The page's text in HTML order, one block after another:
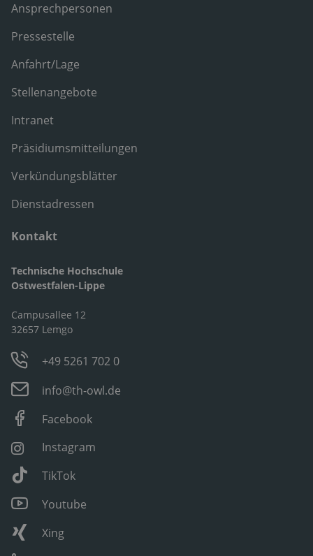
Ansprechpersonen
Pressestelle
Anfahrt/Lage
Stellenangebote
Intranet
Präsidiumsmitteilungen
Verkündungsblätter
Dienstadressen
Kontakt
Technische Hochschule
Ostwestfalen-Lippe
Campusallee 12
32657 Lemgo
+49 5261 702 0
info@th-owl.de
Facebook
Instagram
TikTok
Youtube
Xing